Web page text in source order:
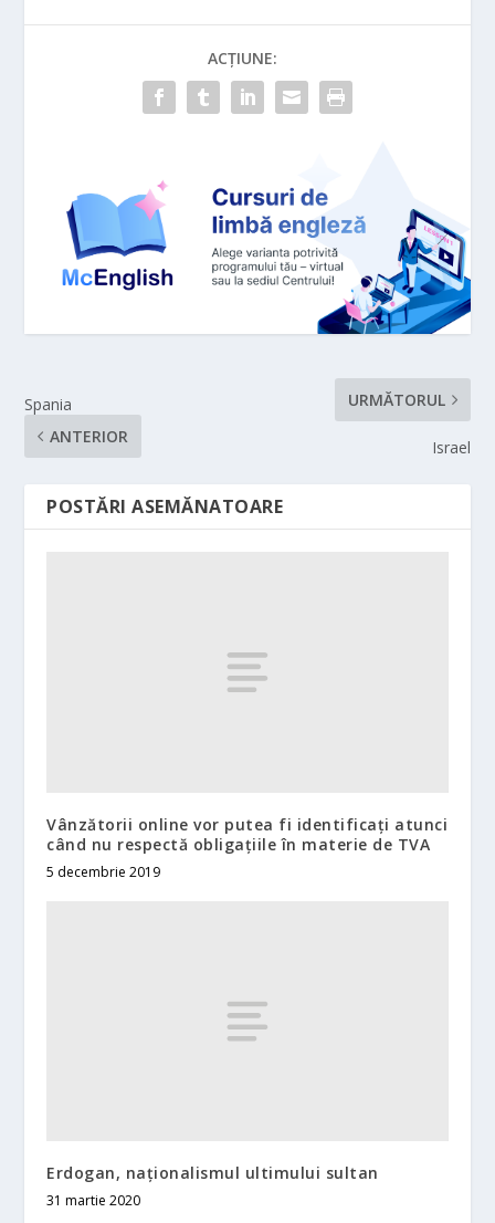
ACȚIUNE:
Spania
ANTERIOR
URMĂTORUL
Israel
POSTĂRI ASEMĂNATOARE
Vânzătorii online vor putea fi identificați atunci
când nu respectă obligațiile în materie de TVA
5 decembrie 2019
Erdogan, naționalismul ultimului sultan
31 martie 2020